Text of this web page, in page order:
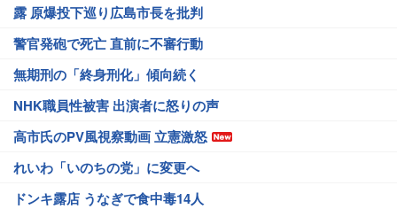
露 原爆投下巡り広島市長を批判
警官発砲で死亡 直前に不審行動
無期刑の「終身刑化」傾向続く
NHK職員性被害 出演者に怒りの声
高市氏のPV風視察動画 立憲激怒
れいわ「いのちの党」に変更へ
ドンキ露店 うなぎで食中毒14人